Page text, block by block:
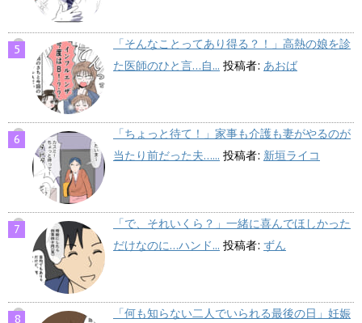
「そんなことってあり得る？！」高熱の娘を診
た医師のひと言…自... 投稿者: あおば
「ちょっと待て！」家事も介護も妻がやるのが
当たり前だった夫…... 投稿者: 新垣ライコ
「で、それいくら？」一緒に喜んでほしかった
だけなのに…ハンド... 投稿者: ずん
「何も知らない二人でいられる最後の日」妊娠